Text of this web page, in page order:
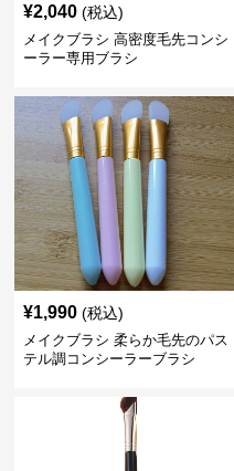
¥2,040 (税込)
メイクブラシ 高密度毛先コンシ
ーラー専用ブラシ
¥1,990 (税込)
メイクブラシ 柔らか毛先のパス
テル調コンシーラーブラシ